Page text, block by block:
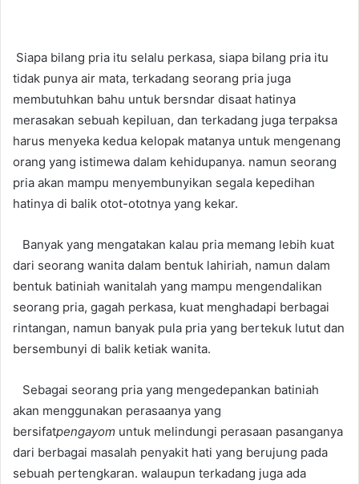
Siapa bilang pria itu selalu perkasa, siapa bilang pria itu
tidak punya air mata, terkadang seorang pria juga
membutuhkan bahu untuk bersndar disaat hatinya
merasakan sebuah kepiluan, dan terkadang juga terpaksa
harus menyeka kedua kelopak matanya untuk mengenang
orang yang istimewa dalam kehidupanya. namun seorang
pria akan mampu menyembunyikan segala kepedihan
hatinya di balik otot-ototnya yang kekar.
Banyak yang mengatakan kalau pria memang lebih kuat
dari seorang wanita dalam bentuk lahiriah, namun dalam
bentuk batiniah wanitalah yang mampu mengendalikan
seorang pria, gagah perkasa, kuat menghadapi berbagai
rintangan, namun banyak pula pria yang bertekuk lutut dan
bersembunyi di balik ketiak wanita.
Sebagai seorang pria yang mengedepankan batiniah
akan menggunakan perasaanya yang
bersifatpengayom untuk melindungi perasaan pasanganya
dari berbagai masalah penyakit hati yang berujung pada
sebuah pertengkaran. walaupun terkadang juga ada